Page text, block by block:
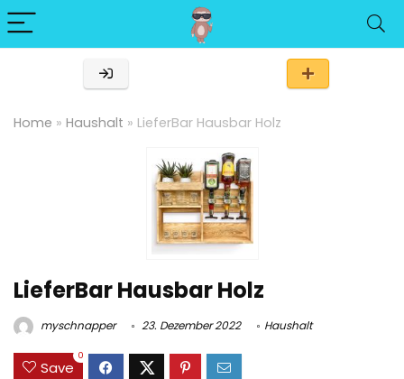
Home » Haushalt » LieferBar Hausbar Holz
LieferBar Hausbar Holz
myschnapper 23. Dezember 2022 Haushalt
Save
0